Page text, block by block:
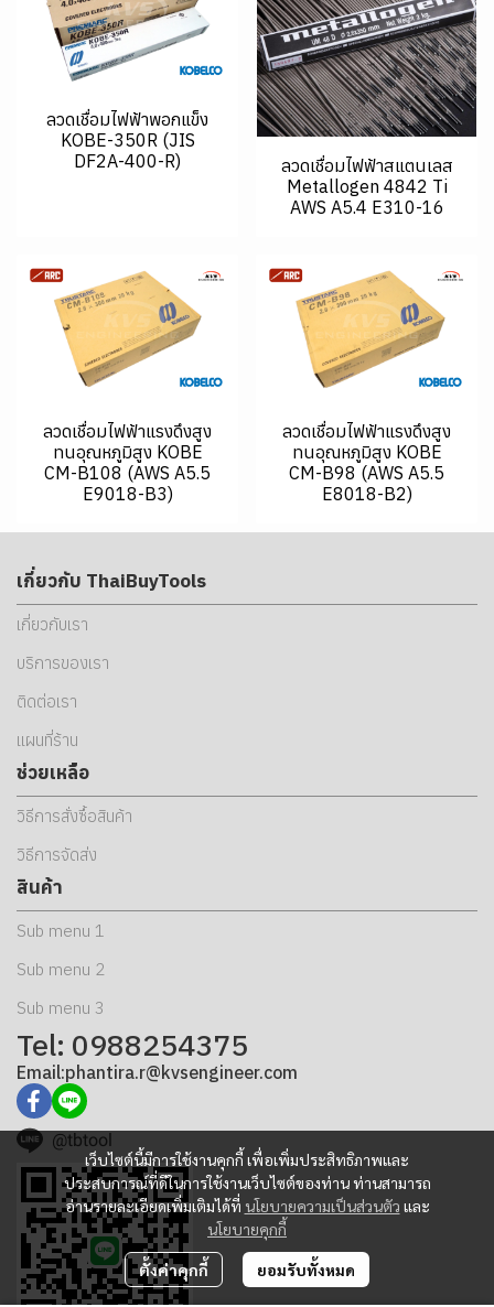
ลวดเชื่อมไฟฟ้าพอกแข็ง
KOBE-350R (JIS
DF2A-400-R)
ลวดเชื่อมไฟฟ้าสแตนเลส
Metallogen 4842 Ti
AWS A5.4 E310-16
ลวดเชื่อมไฟฟ้าแรงดึงสูง
ทนอุณหภูมิสูง KOBE
CM-B108 (AWS A5.5
E9018-B3)
ลวดเชื่อมไฟฟ้าแรงดึงสูง
ทนอุณหภูมิสูง KOBE
CM-B98 (AWS A5.5
E8018-B2)
เว็บไซต์นี้มีการใช้งานคุกกี้ เพื่อเพิ่มประสิทธิภาพและ
ประสบการณ์ที่ดีในการใช้งานเว็บไซต์ของท่าน ท่านสามารถ
อ่านรายละเอียดเพิ่มเติมได้ที่ นโยบายความเป็นส่วนตัว และ
นโยบายคุกกี้
ตั้งค่าคุกกี้ ยอมรับทั้งหมด
เกี่ยวกับ ThaiBuyTools
เกี่ยวกับเรา
บริการของเรา
ติดต่อเรา
แผนที่ร้าน
ช่วยเหลือ
วิธีการสั่งซื้อสินค้า
วิธีการจัดส่ง
สินค้า
Sub menu 1
Sub menu 2
Sub menu 3
Tel: 0988254375
Email:phantira.r@kvsengineer.com
@tbtool